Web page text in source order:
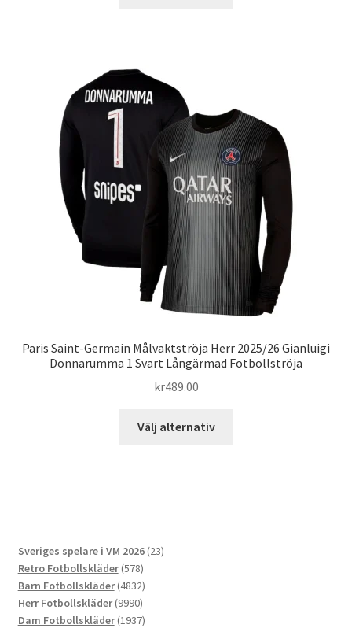
olika
alternativen
kan
väljas
produktsidan
Paris Saint-Germain Målvaktströja Herr 2025/26 Gianluigi
Donnarumma 1 Svart Långärmad Fotbollströja
kr489.00
Välj alternativ
Sveriges spelare i VM 2026 2323
Retro Fotbollskläder 578578
produkter
Barn Fotbollskläder 48324832
produkter
Herr Fotbollskläder 99909990
produkter
Dam Fotbollskläder 19371937